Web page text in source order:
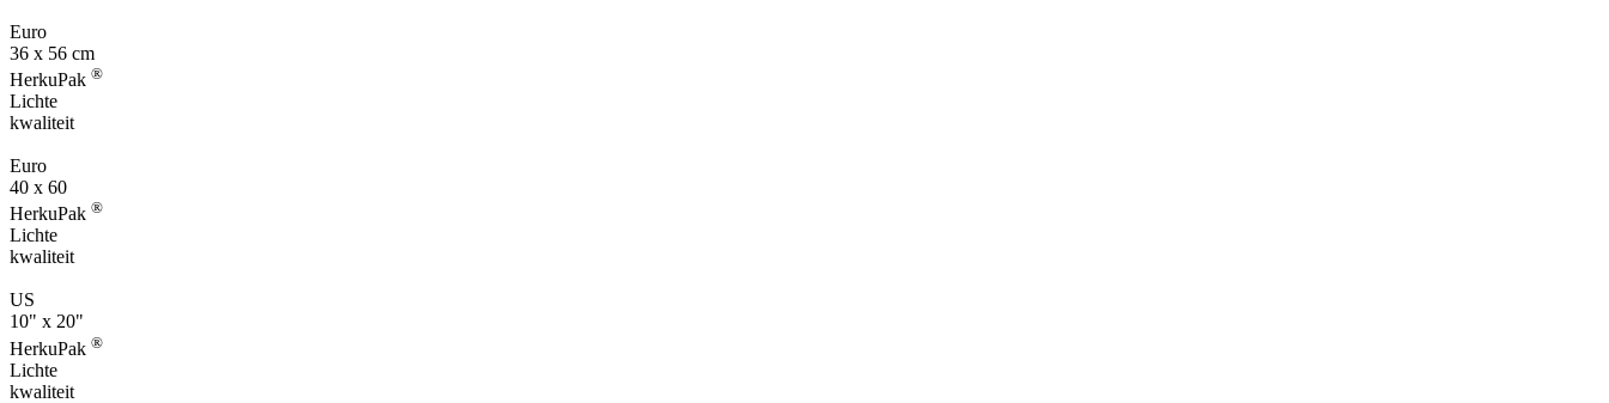
Euro
36 x 56 cm
HerkuPak ®
Lichte
kwaliteit
Euro
40 x 60
HerkuPak ®
Lichte
kwaliteit
US
10" x 20"
HerkuPak ®
Lichte
kwaliteit